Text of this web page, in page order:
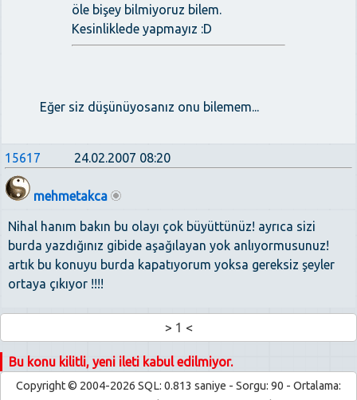
öle bişey bilmiyoruz bilem.
Kesinliklede yapmayız :D
Eğer siz düşünüyosanız onu bilemem...
15617 24.02.2007 08:20
mehmetakca
Nihal hanım bakın bu olayı çok büyüttünüz! ayrıca sizi
burda yazdığınız gibide aşağılayan yok anlıyormusunuz!
artık bu konuyu burda kapatıyorum yoksa gereksiz şeyler
ortaya çıkıyor !!!!
> 1 <
Bu konu kilitli, yeni ileti kabul edilmiyor.
Copyright © 2004-2026 SQL: 0.813 saniye - Sorgu: 90 - Ortalama: